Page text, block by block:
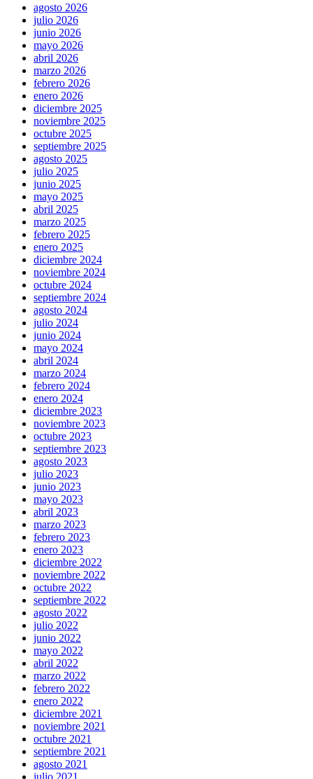
agosto 2026
julio 2026
junio 2026
mayo 2026
abril 2026
marzo 2026
febrero 2026
enero 2026
diciembre 2025
noviembre 2025
octubre 2025
septiembre 2025
agosto 2025
julio 2025
junio 2025
mayo 2025
abril 2025
marzo 2025
febrero 2025
enero 2025
diciembre 2024
noviembre 2024
octubre 2024
septiembre 2024
agosto 2024
julio 2024
junio 2024
mayo 2024
abril 2024
marzo 2024
febrero 2024
enero 2024
diciembre 2023
noviembre 2023
octubre 2023
septiembre 2023
agosto 2023
julio 2023
junio 2023
mayo 2023
abril 2023
marzo 2023
febrero 2023
enero 2023
diciembre 2022
noviembre 2022
octubre 2022
septiembre 2022
agosto 2022
julio 2022
junio 2022
mayo 2022
abril 2022
marzo 2022
febrero 2022
enero 2022
diciembre 2021
noviembre 2021
octubre 2021
septiembre 2021
agosto 2021
julio 2021